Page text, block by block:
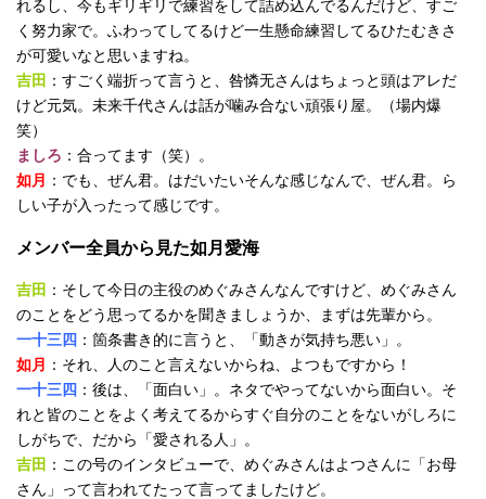
れるし、今もギリギリで練習をして詰め込んでるんだけど、すご
く努力家で。ふわってしてるけど一生懸命練習してるひたむきさ
が可愛いなと思いますね。
吉田 ：すごく端折って言うと、咎憐无さんはちょっと頭はアレだ
けど元気。未来千代さんは話が噛み合ない頑張り屋。（場内爆
笑）
ましろ ：合ってます（笑）。
如月
：でも、ぜん君。はだいたいそんな感じなんで、ぜん君。ら
しい子が入ったって感じです。
メンバー全員から見た如月愛海
吉田 ：そして今日の主役のめぐみさんなんですけど、めぐみさん
のことをどう思ってるかを聞きましょうか、まずは先輩から。
一十三四 ：箇条書き的に言うと、「動きが気持ち悪い」。
如月
：それ、人のこと言えないからね、よつもですから！
一十三四 ：後は、「面白い」。ネタでやってないから面白い。そ
れと皆のことをよく考えてるからすぐ自分のことをないがしろに
しがちで、だから「愛される人」。
吉田 ：この号のインタビューで、めぐみさんはよつさんに「お母
さん」って言われてたって言ってましたけど。